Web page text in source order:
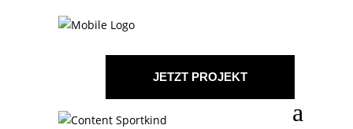
JETZT PROJEKT